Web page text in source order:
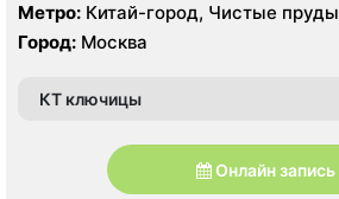
Метро: Китай-город, Чистые пруды
Город: Москва
КТ ключицы
Онлайн запись